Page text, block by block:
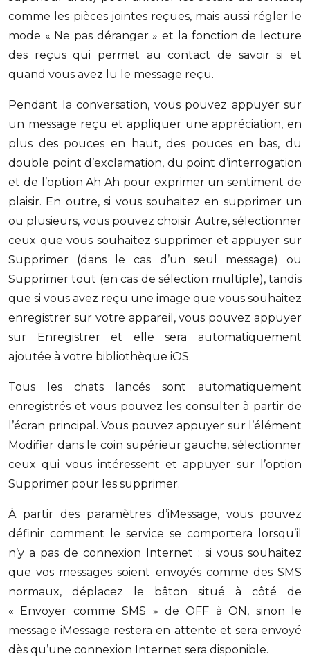
comme les pièces jointes reçues, mais aussi régler le
mode « Ne pas déranger » et la fonction de lecture
des reçus qui permet au contact de savoir si et
quand vous avez lu le message reçu.
Pendant la conversation, vous pouvez appuyer sur
un message reçu et appliquer une appréciation, en
plus des pouces en haut, des pouces en bas, du
double point d’exclamation, du point d’interrogation
et de l’option Ah Ah pour exprimer un sentiment de
plaisir. En outre, si vous souhaitez en supprimer un
ou plusieurs, vous pouvez choisir Autre, sélectionner
ceux que vous souhaitez supprimer et appuyer sur
Supprimer (dans le cas d’un seul message) ou
Supprimer tout (en cas de sélection multiple), tandis
que si vous avez reçu une image que vous souhaitez
enregistrer sur votre appareil, vous pouvez appuyer
sur Enregistrer et elle sera automatiquement
ajoutée à votre bibliothèque iOS.
Tous les chats lancés sont automatiquement
enregistrés et vous pouvez les consulter à partir de
l’écran principal. Vous pouvez appuyer sur l’élément
Modifier dans le coin supérieur gauche, sélectionner
ceux qui vous intéressent et appuyer sur l’option
Supprimer pour les supprimer.
À partir des paramètres d’iMessage, vous pouvez
définir comment le service se comportera lorsqu’il
n’y a pas de connexion Internet : si vous souhaitez
que vos messages soient envoyés comme des SMS
normaux, déplacez le bâton situé à côté de
« Envoyer comme SMS » de OFF à ON, sinon le
message iMessage restera en attente et sera envoyé
dès qu’une connexion Internet sera disponible.